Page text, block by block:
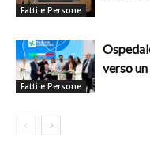
Fatti e Persone
Fatti e Persone
verso